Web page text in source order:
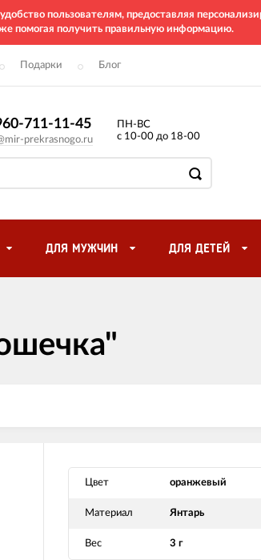
пользователям, предоставляя
помогая получить правильную информацию.
Подарки Блог
711-11-45
prekrasnogo.ru
ПН-ВС
с 10-00 до 18-00
ДЛЯ МУЖЧИН ДЛЯ ДЕТЕЙ
Цвет оранжевый
Материал Янтарь
Вес 3 г